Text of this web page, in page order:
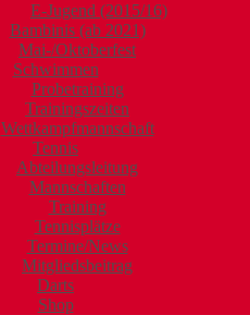
E-Jugend (2015/16)
Bambinis (ab 2021)
Mai-/Oktoberfest
Schwimmen
Probetraining
Trainingszeiten
Wettkampfmannschaft
Tennis
Abteilungsleitung
Mannschaften
Training
Tennisplätze
Termine/News
Mitgliedsbeitrag
Darts
Shop